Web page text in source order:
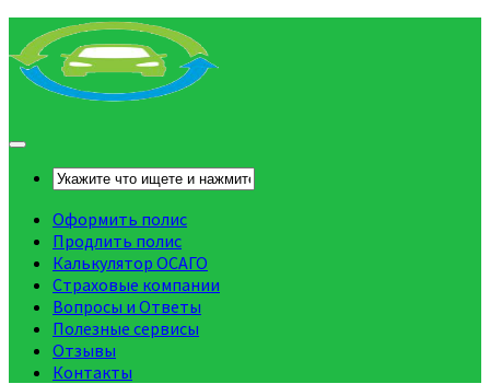
Оформить полис
Продлить полис
Калькулятор ОСАГО
Страховые компании
Вопросы и Ответы
Полезные сервисы
Отзывы
Контакты